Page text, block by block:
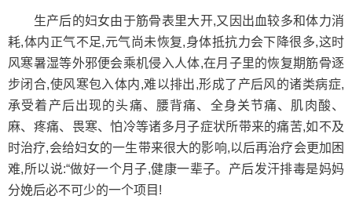
生产后的妇女由于筋骨表里大开,又因出血较多和体力消
耗,体内正气不足,元气尚未恢复,身体抵抗力会下降很多,这时
风寒暑湿等外邪便会乘机侵入人体,在月子里的恢复期筋骨逐
步闭合,使风寒包入体内,难以排出,形成了产后风的诸类病症,
承受着产后出现的头痛、腰背痛、全身关节痛、肌肉酸、
麻、疼痛、畏寒、怕冷等诸多月子症状所带来的痛苦,如不及
时治疗,会给妇女的一生带来很大的影响,以后再治疗会更加困
难,所以说:“做好一个月子,健康一辈子。产后发汗排毒是妈妈
分娩后必不可少的一个项目!